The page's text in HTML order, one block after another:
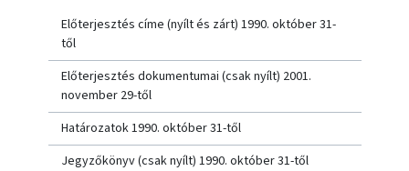
Előterjesztés címe (nyílt és zárt) 1990. október 31-
től
Előterjesztés dokumentumai (csak nyílt) 2001.
november 29-től
Határozatok 1990. október 31-től
Jegyzőkönyv (csak nyílt) 1990. október 31-től